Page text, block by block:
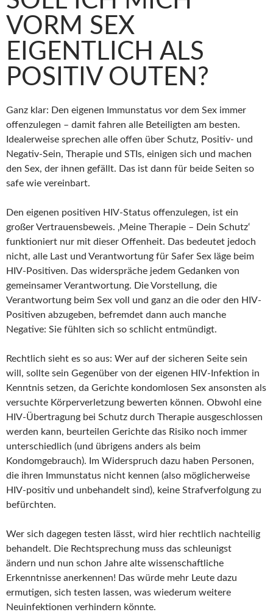
VORM SEX
EIGENTLICH ALS
POSITIV OUTEN?
Ganz klar: Den eigenen Immunstatus vor dem Sex immer
offenzulegen – damit fahren alle Beteiligten am besten.
Idealerweise sprechen alle offen über Schutz, Positiv- und
Negativ-Sein, Therapie und STIs, einigen sich und machen
den Sex, der ihnen gefällt. Das ist dann für beide Seiten so
safe wie vereinbart.
Den eigenen positiven HIV-Status offenzulegen, ist ein
großer Vertrauensbeweis. ‚Meine Therapie – Dein Schutz‘
funktioniert nur mit dieser Offenheit. Das bedeutet jedoch
nicht, alle Last und Verantwortung für Safer Sex läge beim
HIV-Positiven. Das widerspräche jedem Gedanken von
gemeinsamer Verantwortung. Die Vorstellung, die
Verantwortung beim Sex voll und ganz an die oder den HIV-
Positiven abzugeben, befremdet dann auch manche
Negative: Sie fühlten sich so schlicht entmündigt.
Rechtlich sieht es so aus: Wer auf der sicheren Seite sein
will, sollte sein Gegenüber von der eigenen HIV-Infektion in
Kenntnis setzen, da Gerichte kondomlosen Sex ansonsten als
versuchte Körperverletzung bewerten können. Obwohl eine
HIV-Übertragung bei Schutz durch Therapie ausgeschlossen
werden kann, beurteilen Gerichte das Risiko noch immer
unterschiedlich (und übrigens anders als beim
Kondomgebrauch). Im Widerspruch dazu haben Personen,
die ihren Immunstatus nicht kennen (also möglicherweise
HIV-positiv und unbehandelt sind), keine Strafverfolgung zu
befürchten.
Wer sich dagegen testen lässt, wird hier rechtlich nachteilig
behandelt. Die Rechtsprechung muss das schleunigst
ändern und nun schon Jahre alte wissenschaftliche
Erkenntnisse anerkennen! Das würde mehr Leute dazu
ermutigen, sich testen lassen, was wiederum weitere
Neuinfektionen verhindern könnte.